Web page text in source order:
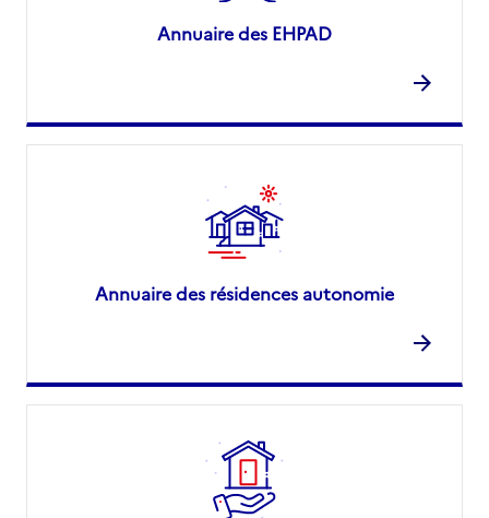
Annuaire des EHPAD
Annuaire des résidences autonomie